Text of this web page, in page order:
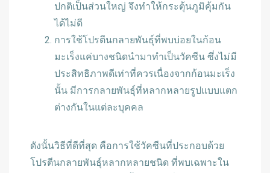
ปกติเป็นส่วนใหญ่ จึงทำให้กระตุ้นภูมิคุ้มกัน
ได้ไม่ดี
การใช้โปรตีนกลายพันธุ์ที่พบบ่อยในก้อน
มะเร็งแค่บางชนิดนำมาทำเป็นวัคซีน ซึ่งไม่มี
ประสิทธิภาพดีเท่าที่ควรเนื่องจากก้อนมะเร็ง
นั้น มีการกลายพันธุ์ที่หลากหลายรูปแบบแตก
ต่างกันในแต่ละบุคคล
ดังนั้นวิธีที่ดีที่สุด คือการใช้วัคซีนที่ประกอบด้วย
โปรตีนกลายพันธุ์หลากหลายชนิด ที่พบเฉพาะใน